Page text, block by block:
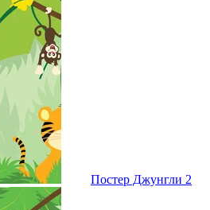
Постер Джунгли 2